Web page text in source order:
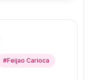
#Feijao Carioca